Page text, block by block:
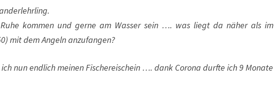
kommen und gerne am Wasser sein …. was liegt da näher als im
mit dem Angeln anzufangen?
nun endlich meinen Fischereischein …. dank Corona durfte ich 9 Monate